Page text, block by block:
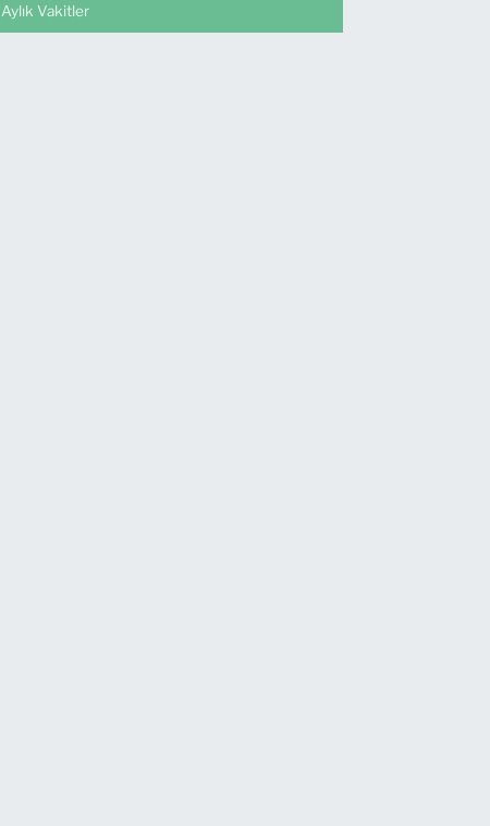
Aylık Vakitler